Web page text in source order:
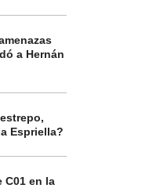
a Hernán
Espriella?
C01 en la